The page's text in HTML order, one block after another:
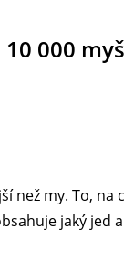
000
než my. To, na
jaký jed